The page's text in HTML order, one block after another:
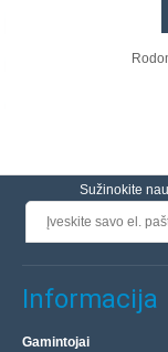
pasižymintis
Sužinokite
Informacija
Gamintojai